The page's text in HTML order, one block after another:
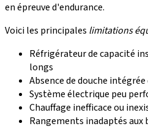
en épreuve d'endurance.
Voici les principales limitations
Réfrigérateur de capacité
longs
Absence de douche
Système électrique peu
Chauffage inefficace ou
Rangements inadaptés aux